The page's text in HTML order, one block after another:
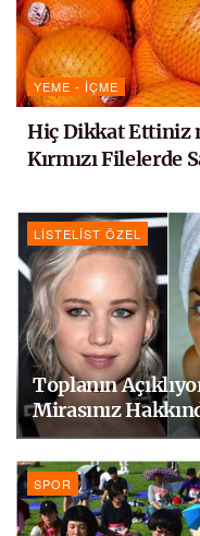
YEME - İÇME
Hiç Dikkat Ettiniz
Kırmızı Filelerde
LISTELIST ÖZEL
Toplanın
Mirasınız
SPOR